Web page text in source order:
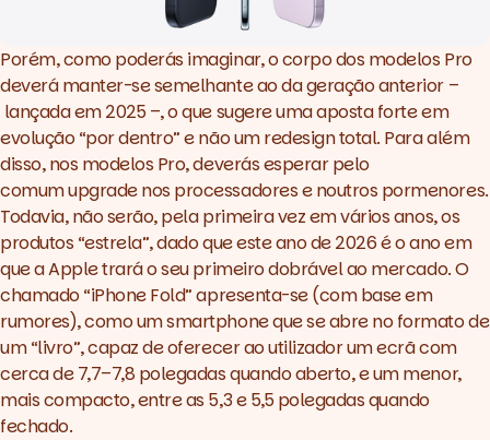
Porém, como poderás imaginar, o corpo dos modelos Pro
deverá manter-se semelhante ao da geração anterior –
lançada em 2025 –, o que sugere uma aposta forte em
evolução “por dentro” e não umredesigntotal. Para além
disso, nos modelos Pro, deverás esperar pelo
comumupgradenos processadores e noutros pormenores.
Todavia, não serão, pela primeira vez em vários anos, os
produtos “estrela”, dado que este ano de 2026 é o ano em
que a Apple trará o seu primeiro dobrável ao mercado. O
chamado “iPhone Fold” apresenta-se (com base em
rumores), como um smartphone que se abre no formato de
um “livro”, capaz de oferecer ao utilizador um ecrã com
cerca de 7,7–7,8 polegadas quando aberto, e um menor,
mais compacto, entre as 5,3 e 5,5 polegadas quando
fechado.